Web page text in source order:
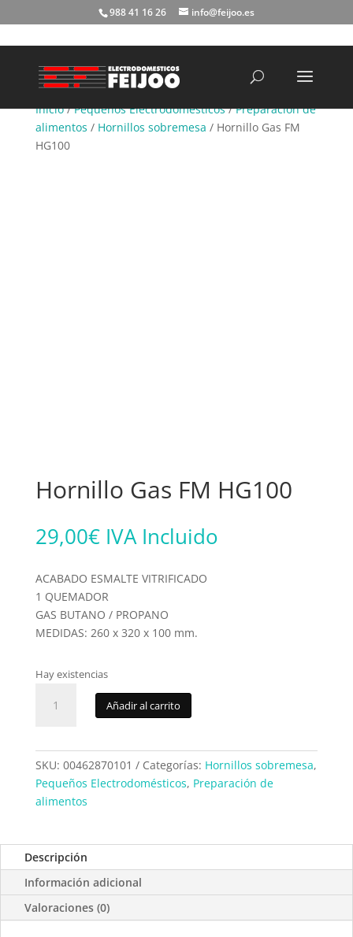
988 41 16 26 info@feijoo.es
Inicio/Pequeños Electrodomésticos/Preparación de
alimentos / Hornillos sobremesa / Hornillo Gas FM
HG100
Hornillo Gas FM HG100
29,00€ IVA Incluido
ACABADO ESMALTE VITRIFICADO
1 QUEMADOR
GAS BUTANO / PROPANO
MEDIDAS: 260 x 320 x 100 mm.
Hay existencias
cantidad
Añadir al carrito
SKU: 00462870101 Categorías: Hornillos sobremesa,
Pequeños Electrodomésticos, Preparación de
alimentos
Descripción
Información adicional
Valoraciones (0)